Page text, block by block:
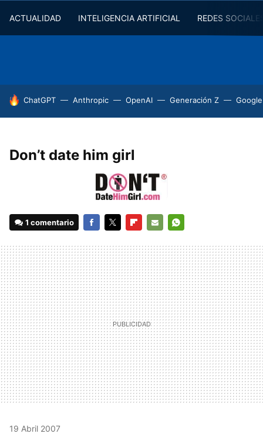
ACTUALIDAD INTELIGENCIA ARTIFICIAL REDES
HOY SE HABLA DE
ChatGPT Anthropic OpenAI Generación Z
Don’t date him girl
1 comentario
MAIL
19 Abril 2007